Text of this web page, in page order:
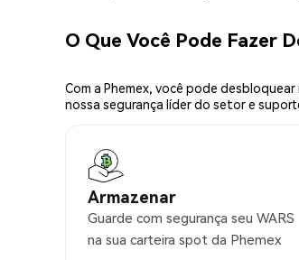
O Que Você Pode Fazer
Com a Phemex, você pode
nossa segurança líder do setor e
Armazenar
Guarde com segurança seu WARS
na sua carteira spot da Phemex